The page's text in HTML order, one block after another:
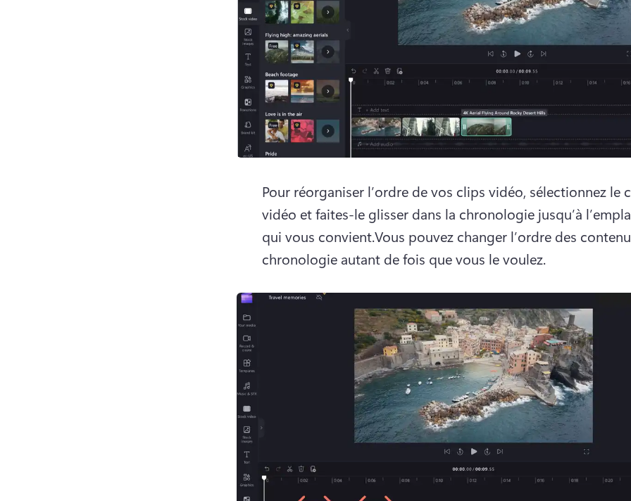
Pour réorganiser l’ordre de vos clips vidéo, sélectionnez le
vidéo et faites-le glisser dans la chronologie jusqu’à
qui vous convient.Vous pouvez changer l’ordre des
chronologie autant de fois que vous le voulez.